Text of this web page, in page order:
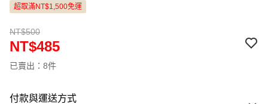
超取滿NT$1,500免運
NT$500
NT$485
已賣出：8件
付款與運送方式